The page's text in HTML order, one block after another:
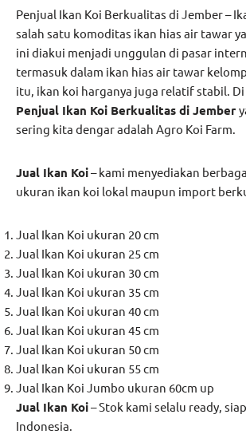
Penjual Ikan Koi Berkualitas di Jember –
salah satu komoditas ikan hias air tawar
ini diakui menjadi unggulan di pasar
termasuk dalam ikan hias air tawar
itu, ikan koi harganya juga relatif stabil.
Penjual Ikan Koi Berkualitas di Jember
sering kita dengar adalah Agro Koi Farm.
Jual Ikan Koi– kami menyediakan
ukuran ikan koi lokal maupun import
Jual Ikan Koi ukuran 20 cm
Jual Ikan Koi ukuran 25 cm
Jual Ikan Koi ukuran 30 cm
Jual Ikan Koi ukuran 35 cm
Jual Ikan Koi ukuran 40 cm
Jual Ikan Koi ukuran 45 cm
Jual Ikan Koi ukuran 50 cm
Jual Ikan Koi ukuran 55 cm
Jual Ikan Koi Jumbo ukuran 60cm up
Jual Ikan Koi– Stok kami selalu ready,
Indonesia.